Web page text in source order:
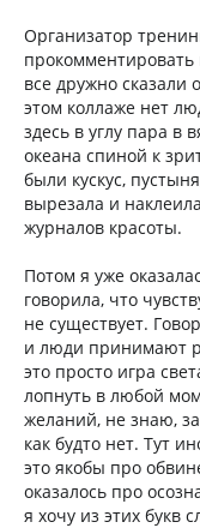
Организатор
прокомментировать
все дружно сказали
этом коллаже нет
здесь в углу пара в
океана спиной к
были кускус,
вырезала и
журналов красоты.
Потом я уже
говорила, что
не существует.
и люди принимают
это просто игра
лопнуть в любой
желаний, не знаю,
как будто нет. Тут
это якобы про
оказалось про
я хочу из этих букв